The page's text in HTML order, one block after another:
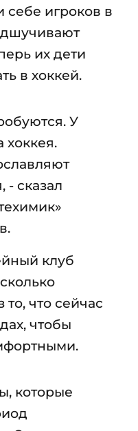
игроков в
их дети
в хоккей.
У
хоккея.
- сказал
клуб
то, что сейчас
чтобы
которые